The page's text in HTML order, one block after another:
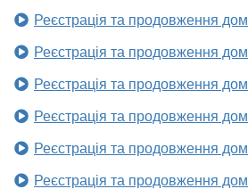
Реєстрація та продовження
Реєстрація та продовження
Реєстрація та продовження
Реєстрація та продовження
Реєстрація та продовження
Реєстрація та продовження